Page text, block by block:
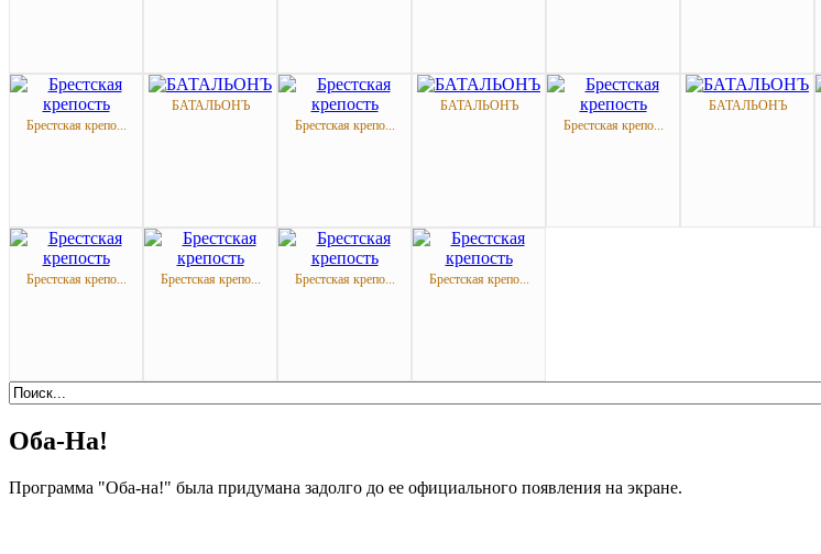
Брестская крепо...
БАТАЛЬОНЪ
Брестская крепо...
БАТАЛЬОНЪ
Брестская крепо...
БАТАЛЬОНЪ
Брестская крепо... Брестская крепо... Брестская крепо... Брестская крепо...
Оба-На!
Программа "Оба-на!" была придумана задолго до ее официального появления на экране.